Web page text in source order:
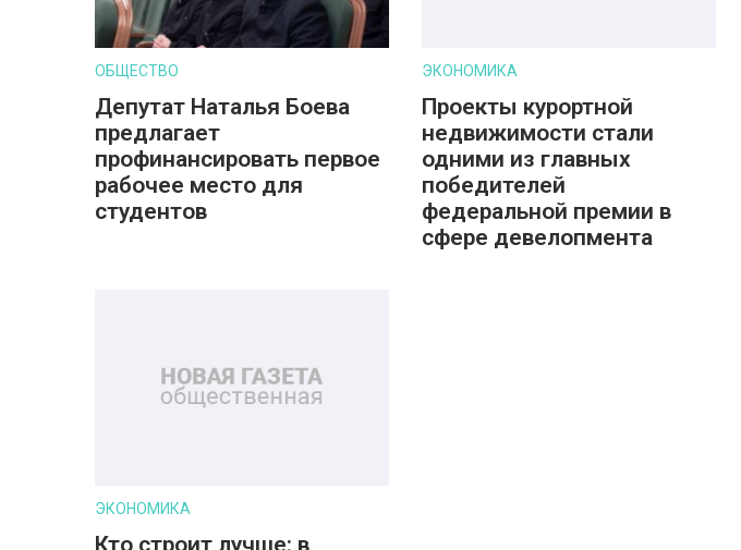
ОБЩЕСТВО
Депутат Наталья Боева
предлагает
профинансировать первое
рабочее место для
студентов
ЭКОНОМИКА
Проекты курортной
недвижимости стали
одними из главных
победителей
федеральной премии в
сфере девелопмента
ЭКОНОМИКА
Кто строит лучше: в